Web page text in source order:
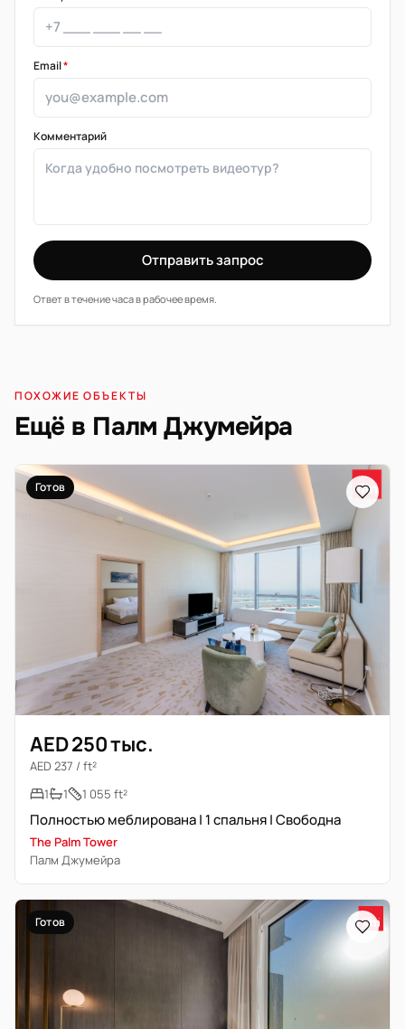
Email*
Комментарий
Отправить запрос
Ответ в течение часа в рабочее время.
ПОХОЖИЕ ОБЪЕКТЫ
Ещё в Палм Джумейра
Готов
AED 250 тыс.
AED 237 / ft²
1
1 1 055 ft²
Полностью меблирована | 1 спальня | Свободна
The Palm Tower
Палм Джумейра
Готов